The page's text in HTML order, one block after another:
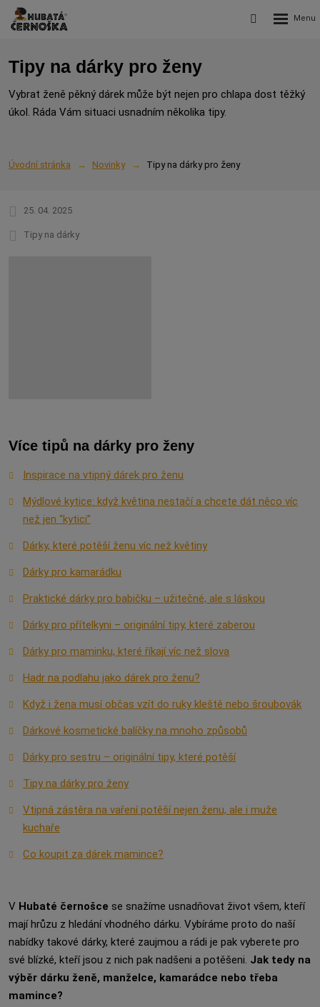
Vyhledávání
Rozbalení
Tipy na dárky pro ženy
Vybrat ženě pěkný dárek může být nejen pro chlapa dost těžký
úkol. Ráda Vám situaci usnadním několika tipy.
Úvodní stránka Novinky Tipy na dárky pro ženy
25. 04. 2025
Tipy na dárky
Více tipů na dárky pro ženy
Inspirace na vtipný dárek pro ženu
Mýdlové kytice: když květina nestačí a chcete dát něco víc
než jen “kytici”
Dárky, které potěší ženu víc než květiny
Dárky pro kamarádku
Praktické dárky pro babičku – užitečné, ale s láskou
Dárky pro přítelkyni – originální tipy, které zaberou
Dárky pro maminku, které říkají víc než slova
Hadr na podlahu jako dárek pro ženu?
Když i žena musí občas vzít do ruky kleště nebo šroubovák
Dárkové kosmetické balíčky na mnoho způsobů
Dárky pro sestru – originální tipy, které potěší
Tipy na dárky pro ženy
Vtipná zástěra na vaření potěší nejen ženu, ale i muže
kuchaře
Co koupit za dárek mamince?
V Hubaté černošce se snažíme usnadňovat život všem, kteří
mají hrůzu z hledání vhodného dárku. Vybíráme proto do naší
nabídky takové dárky, které zaujmou a rádi je pak vyberete pro
své blízké, kteří jsou z nich pak nadšeni a potěšeni. Jak tedy na
výběr dárku ženě, manželce, kamarádce nebo třeba
mamince?